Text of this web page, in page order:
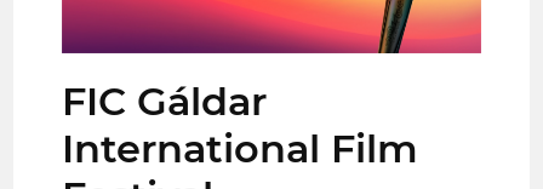
FIC Gáldar
International Film